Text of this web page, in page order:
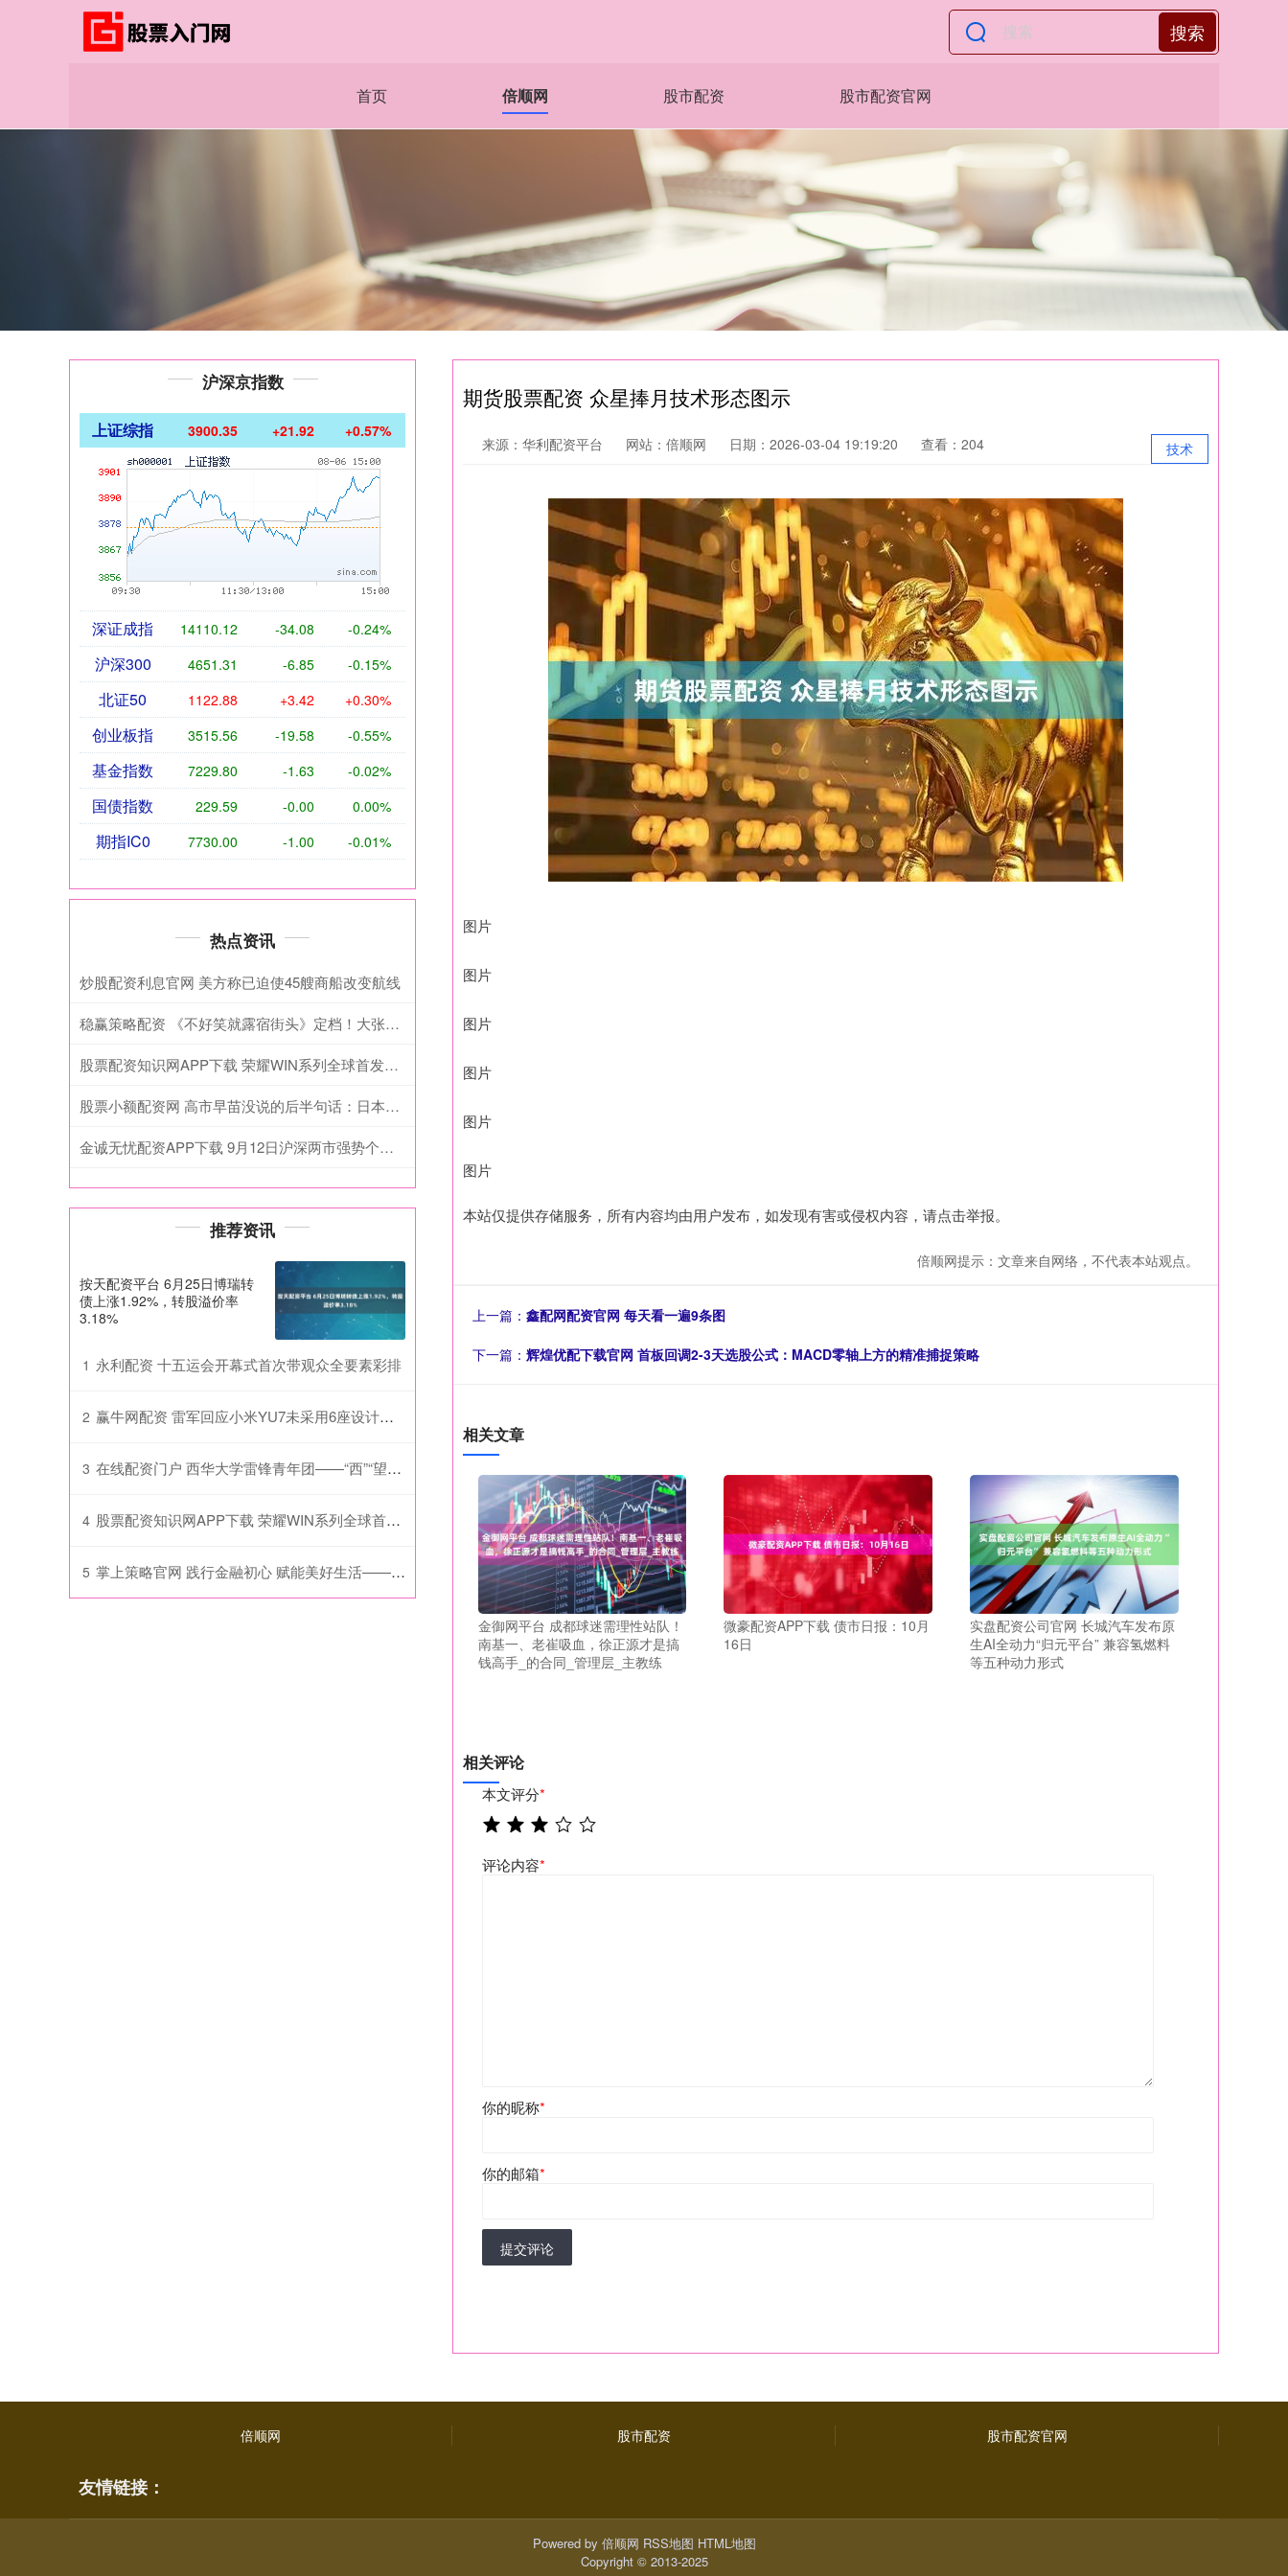
搜索
首页 倍顺网 股市配资 股市配资官网
期货股票配资 众星捧月技术形态图示
技术
来源：华利配资平台 网站：倍顺网 日期：2026-03-04 19:19:20 查看：204
图片
图片
图片
图片
图片
图片
本站仅提供存储服务，所有内容均由用户发布，如发现有害或侵权内容，请点击举报。
倍顺网提示：文章来自网络，不代表本站观点。
上一篇： 鑫配网配资官网 每天看一遍9条图
下一篇： 辉煌优配下载官网 首板回调2-3天选股公式：MACD零轴上方的精准捕捉策略
相关文章
金御网平台 成都球迷需理性站队！
南基一、老崔吸血，徐正源才是搞
钱高手_的合同_管理层_主教练
微豪配资APP下载 债市日报：10月
16日
实盘配资公司官网 长城汽车发布原
生AI全动力“归元平台” 兼容氢燃料
等五种动力形式
相关评论
本文评分*
评论内容*
你的昵称*
你的邮箱*
提交评论
沪深京指数
上证综指 3900.35 +21.92 +0.57%
深证成指 14110.12 -34.08 -0.24%
沪深300 4651.31 -6.85 -0.15%
北证50 1122.88 +3.42 +0.30%
创业板指 3515.56 -19.58 -0.55%
基金指数 7229.80 -1.63 -0.02%
国债指数 229.59 -0.00 0.00%
期指IC0 7730.00 -1.00 -0.01%
热点资讯
炒股配资利息官网 美方称已迫使45艘商船改变航线
稳赢策略配资 《不好笑就露宿街头》定档！大张伟赵露思周奇墨小鹿翟佳宁等人谁能笑到最后，谁会先露宿街头？
股票配资知识网APP下载 荣耀WIN系列全球首发10000mAh电池：史无前例
股票小额配资网 高市早苗没说的后半句话：日本有事会怎样？
金诚无忧配资APP下载 9月12日沪深两市强势个股与概念板块
推荐资讯
按天配资平台 6月25日博瑞转
债上涨1.92%，转股溢价率
3.18%
1 永利配资 十五运会开幕式首次带观众全要素彩排
2 赢牛网配资 雷军回应小米YU7未采用6座设计，强调运动SUV定位_全系_标配_用户
3 在线配资门户 西华大学雷锋青年团——“西”“望”“方” 兴社会实践队 “三下乡” 第五站：农耕科普，童趣传承_活动_小朋友们_苟智珍
4 股票配资知识网APP下载 荣耀WIN系列全球首发10000mAh电池：史无前例
5 掌上策略官网 践行金融初心 赋能美好生活——长生人寿周捷做客东方网共话高质量发展之路
倍顺网 股市配资 股市配资官网
友情链接：
Powered by 倍顺网 RSS地图 HTML地图
Copyright © 2013-2025